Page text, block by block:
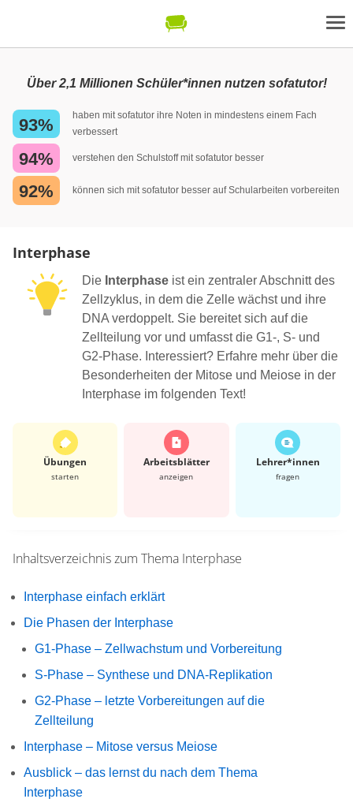
Über 2,1 Millionen Schüler*innen nutzen sofatutor!
93%
haben mit sofatutor ihre Noten in mindestens einem Fach
verbessert
94% verstehen den Schulstoff mit sofatutor besser
92% können sich mit sofatutor besser auf Schularbeiten vorbereiten
Interphase
Die Interphase ist ein zentraler Abschnitt des
Zellzyklus, in dem die Zelle wächst und ihre
DNA verdoppelt. Sie bereitet sich auf die
Zellteilung vor und umfasst die G1-, S- und
G2-Phase. Interessiert? Erfahre mehr über die
Besonderheiten der Mitose und Meiose in der
Interphase im folgenden Text!
Übungen
starten
Arbeits­blätter
anzeigen
Lehrer*​innen
fragen
Inhaltsverzeichnis zum Thema Interphase
Interphase einfach erklärt
Die Phasen der Interphase
G1-Phase – Zellwachstum und Vorbereitung
S-Phase – Synthese und DNA-Replikation
G2-Phase – letzte Vorbereitungen auf die
Zellteilung
Interphase – Mitose versus Meiose
Ausblick – das lernst du nach dem Thema
Interphase